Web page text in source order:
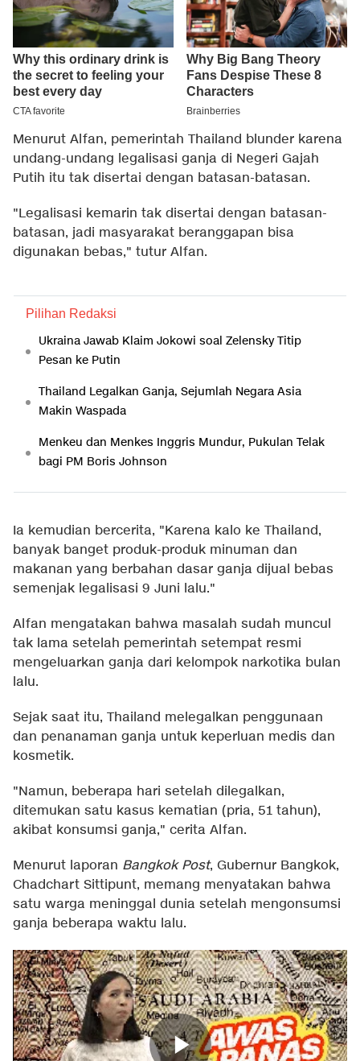
Menurut Alfan, pemerintah Thailand blunder karena
undang-undang legalisasi ganja di Negeri Gajah
Putih itu tak disertai dengan batasan-batasan.
"Legalisasi kemarin tak disertai dengan batasan-
batasan, jadi masyarakat beranggapan bisa
digunakan bebas," tutur Alfan.
Pilihan Redaksi
Ukraina Jawab Klaim Jokowi soal Zelensky Titip
Pesan ke Putin
Thailand Legalkan Ganja, Sejumlah Negara Asia
Makin Waspada
Menkeu dan Menkes Inggris Mundur, Pukulan Telak
bagi PM Boris Johnson
Ia kemudian bercerita, "Karena kalo ke Thailand,
banyak banget produk-produk minuman dan
makanan yang berbahan dasar ganja dijual bebas
semenjak legalisasi 9 Juni lalu."
Alfan mengatakan bahwa masalah sudah muncul
tak lama setelah pemerintah setempat resmi
mengeluarkan ganja dari kelompok narkotika bulan
lalu.
Sejak saat itu, Thailand melegalkan penggunaan
dan penanaman ganja untuk keperluan medis dan
kosmetik.
"Namun, beberapa hari setelah dilegalkan,
ditemukan satu kasus kematian (pria, 51 tahun),
akibat konsumsi ganja," cerita Alfan.
Menurut laporan Bangkok Post, Gubernur Bangkok,
Chadchart Sittipunt, memang menyatakan bahwa
satu warga meninggal dunia setelah mengonsumsi
ganja beberapa waktu lalu.